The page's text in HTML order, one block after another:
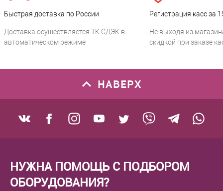
Быстрая доставка по России
Доставка осуществляется ТК СДЭК в
автоматическом режиме
Регистрация касс за
Не выходя из
скидкой при заказе
НАВЕРХ
НУЖНА ПОМОЩЬ С ПОДБОРОМ
ОБОРУДОВАНИЯ?